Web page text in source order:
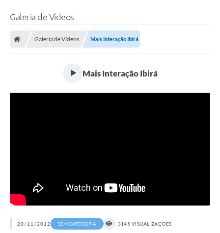
Galeria de Vídeos
Galeria de Vídeos Mais Interação Ibirá
Mais Interação Ibirá
20/11/2012 SEM CATEGORIA 3145 VISUALIZAÇÕES